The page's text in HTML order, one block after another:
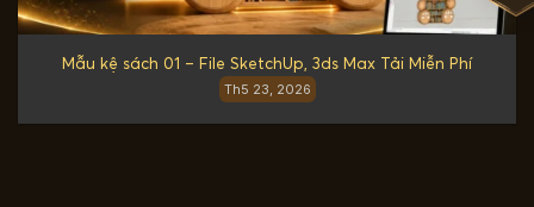
Mẫu kệ sách 01 – File SketchUp, 3ds Max Tải Miễn Phí
Th5 23, 2026